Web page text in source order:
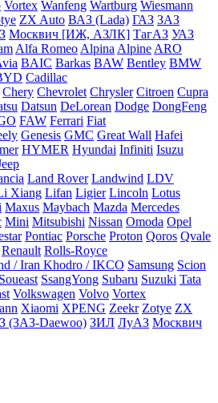
Vortex Wanfeng Wartburg Wiesmann
ZX Auto ВАЗ (Lada) ГАЗ ЗАЗ
Москвич [ИЖ, АЗЛК] ТагАЗ УАЗ
Alfa Romeo Alpina Alpine ARO
BAIC Barkas BAW Bentley BMW
Cadillac
Chery Chevrolet Chrysler Citroen Cupra
Datsun DeLorean Dodge DongFeng
FAW Ferrari Fiat
Genesis GMC Great Wall Hafei
HYMER Hyundai Infiniti Isuzu
Land Rover Landwind LDV
Xiang Lifan Ligier Lincoln Lotus
Maxus Maybach Mazda Mercedes
Mini Mitsubishi Nissan Omoda Opel
Pontiac Porsche Proton Qoros Qvale
Renault Rolls-Royce
/ Iran Khodro / IKCO Samsung Scion
Soueast SsangYong Subaru Suzuki Tata
Volkswagen Volvo Vortex
Xiaomi XPENG Zeekr Zotye ZX
(ЗАЗ-Daewoo) ЗИЛ ЛуАЗ Москвич